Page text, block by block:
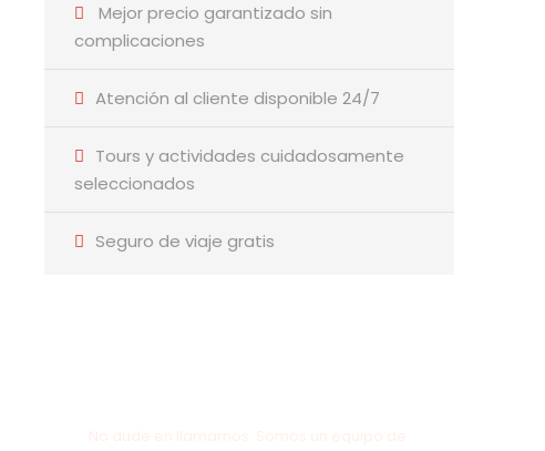
Mejor precio garantizado sin
complicaciones
Atención al cliente disponible 24/7
Tours y actividades cuidadosamente
seleccionados
Seguro de viaje gratis